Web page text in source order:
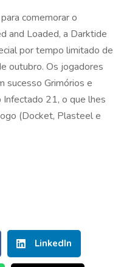
para comemorar o
and Loaded, a Darktide
por tempo limitado de
outubro. Os jogadores
sucesso Grimórios e
21, o que lhes
(Docket, Plasteel e
LinkedIn